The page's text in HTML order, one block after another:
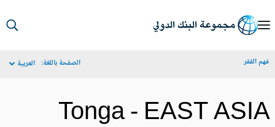
الفقر الصفحة باللغة: العربية
Tonga - EAST